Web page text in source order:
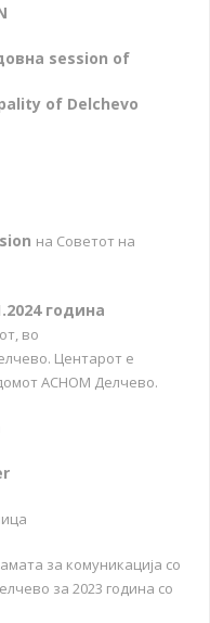
session of
of Delchevo
на Советот на
година
во
Центарот е
АСНОМ Делчево.
за комуникација со
за 2023 година со